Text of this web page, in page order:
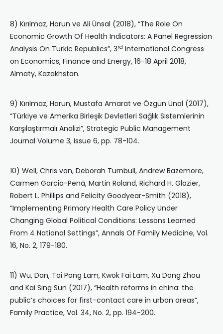
8) Kırılmaz, Harun ve Ali Ünsal (2018), “The Role On
Economic Growth Of Health Indicators: A Panel Regression
Analysis On Turkic Republics”, 3rd International Congress
on Economics, Finance and Energy, 16-18 April 2018,
Almaty, Kazakhstan.
9) Kırılmaz, Harun, Mustafa Amarat ve Özgün Ünal (2017),
“Türkiye ve Amerika Birleşik Devletleri Sağlık Sistemlerinin
Karşılaştırmalı Analizi”, Strategic Public Management
Journal Volume 3, Issue 6, pp. 78-104.
10) Well, Chris van, Deborah Turnbull, Andrew Bazemore,
Carmen Garcia-Penã, Martin Roland, Richard H. Glazier,
Robert L. Phillips and Felicity Goodyear-Smith (2018),
“Implementing Primary Health Care Policy Under
Changing Global Political Conditions: Lessons Learned
From 4 National Settings”, Annals Of Family Medicine, Vol.
16, No. 2, 179-180.
11) Wu, Dan, Tai Pong Lam, Kwok Fai Lam, Xu Dong Zhou
and Kai Sing Sun (2017), “Health reforms in china: the
public’s choices for first-contact care in urban areas”,
Family Practice, Vol. 34, No. 2, pp. 194-200.